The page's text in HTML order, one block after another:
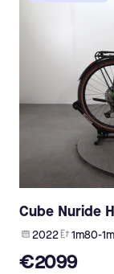
Cube Nuride
2022 1m80-
€2099